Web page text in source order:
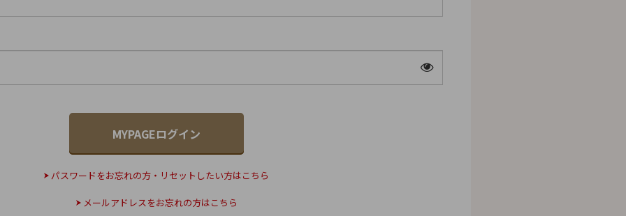
パスワードをお忘れの方・リセットしたい方はこちら
メールアドレスをお忘れの方はこちら